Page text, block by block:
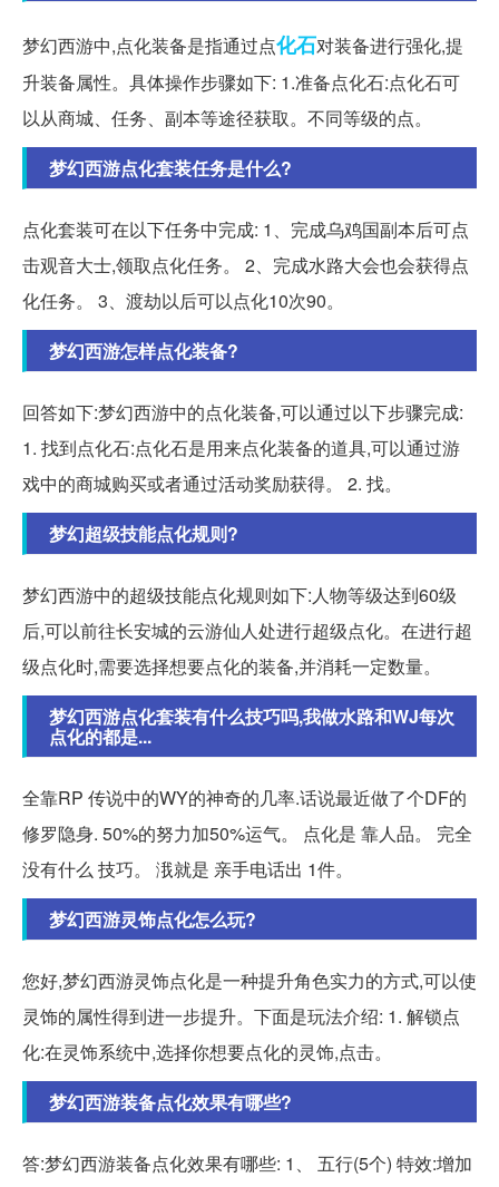
梦幻西游中,点化装备是指通过点化石对装备进行强化,提
升装备属性。具体操作步骤如下: 1.准备点化石:点化石可
以从商城、任务、副本等途径获取。不同等级的点。
梦幻西游点化套装任务是什么?
点化套装可在以下任务中完成: 1、完成乌鸡国副本后可点
击观音大士,领取点化任务。 2、完成水路大会也会获得点
化任务。 3、渡劫以后可以点化10次90。
梦幻西游怎样点化装备?
回答如下:梦幻西游中的点化装备,可以通过以下步骤完成:
1. 找到点化石:点化石是用来点化装备的道具,可以通过游
戏中的商城购买或者通过活动奖励获得。 2. 找。
梦幻超级技能点化规则?
梦幻西游中的超级技能点化规则如下:人物等级达到60级
后,可以前往长安城的云游仙人处进行超级点化。在进行超
级点化时,需要选择想要点化的装备,并消耗一定数量。
梦幻西游点化套装有什么技巧吗,我做水路和WJ每次
点化的都是...
全靠RP 传说中的WY的神奇的几率.话说最近做了个DF的
修罗隐身. 50%的努力加50%运气。 点化是 靠人品。 完全
没有什么 技巧。 涐就是 亲手电话出 1件。
梦幻西游灵饰点化怎么玩?
您好,梦幻西游灵饰点化是一种提升角色实力的方式,可以使
灵饰的属性得到进一步提升。下面是玩法介绍: 1. 解锁点
化:在灵饰系统中,选择你想要点化的灵饰,点击。
梦幻西游装备点化效果有哪些?
答:梦幻西游装备点化效果有哪些: 1、 五行(5个) 特效:增加